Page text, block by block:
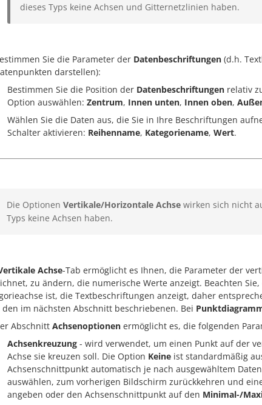
dieses Typs keine Achsen und Gitternetzlinien haben.
Sie die Parameter der Datenbeschriftungen (d.h.
darstellen):
Bestimmen Sie die Position der Datenbeschriftungen relativ
Option auswählen: Zentrum, Innen unten, Innen oben,
Wählen Sie die Daten aus, die Sie in Ihre Beschriftungen
Schalter aktivieren: Reihenname, Kategoriename, Wert.
Die Optionen Vertikale/Horizontale Achse wirken sich nicht
Typs keine Achsen haben.
Achse-Tab ermöglicht es Ihnen, die Parameter der
zu ändern, die numerische Werte anzeigt. Beachten
ist, die Textbeschriftungen anzeigt, daher
den im nächsten Abschnitt beschriebenen. Bei
Abschnitt Achsenoptionen ermöglicht es, die folgenden
Achsenkreuzung - wird verwendet, um einen Punkt auf der
Achse sie kreuzen soll. Die Option Keine ist standardmäßig
Achsenschnittpunkt automatisch je nach ausgewähltem
auswählen, zum vorherigen Bildschirm zurückkehren und
angeben oder den Achsenschnittpunkt auf den Minimal-/